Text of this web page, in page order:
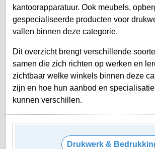
kantoorapparatuur. Ook meubels,
gespecialiseerde producten voor
vallen binnen deze categorie.
Dit overzicht brengt verschillende
samen die zich richten op werken en
zichtbaar welke winkels binnen deze
zijn en hoe hun aanbod en
kunnen verschillen.
Drukwerk &